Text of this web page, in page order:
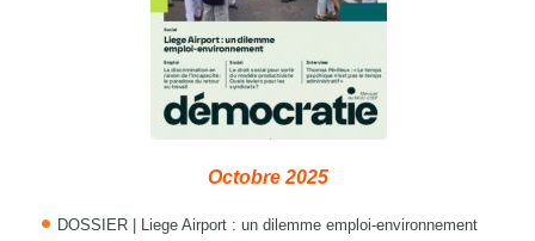
Octobre 2025
DOSSIER | Liege Airport : un dilemme emploi-environnement